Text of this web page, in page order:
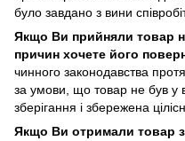
було завдано з вини
Якщо Ви прийняли товар
причин хочете його
чинного законодавства
за умови, що товар не був у
зберігання і збережена
Якщо Ви отримали товар